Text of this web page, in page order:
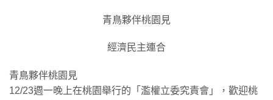
青鳥夥伴桃園見
經濟民主連合
青鳥夥伴桃園見
12/23週一晚上在桃園舉行的「濫權立委究責會」，歡迎桃